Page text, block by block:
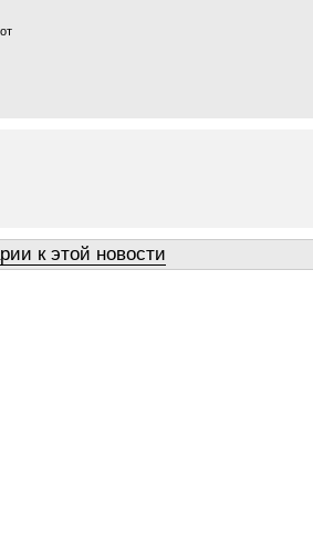
к этой новости